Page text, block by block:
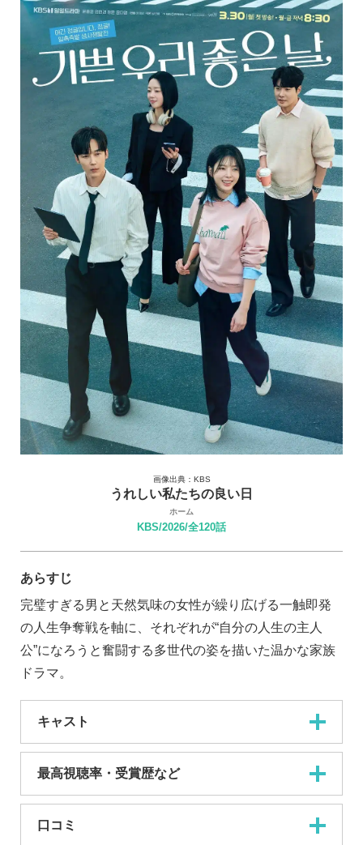
画像出典：KBS
うれしい私たちの良い日
ホーム
KBS/2026/全120話
あらすじ
完璧すぎる男と天然気味の女性が繰り広げる一触即発
の人生争奪戦を軸に、それぞれが“自分の人生の主人
公”になろうと奮闘する多世代の姿を描いた温かな家族
ドラマ。
キャスト
最高視聴率・受賞歴など
口コミ